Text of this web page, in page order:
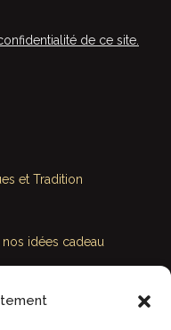
de ce site.
et Tradition
idées cadeau